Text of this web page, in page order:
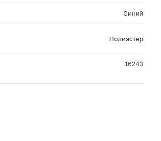
Синий
Полиэстер
16243